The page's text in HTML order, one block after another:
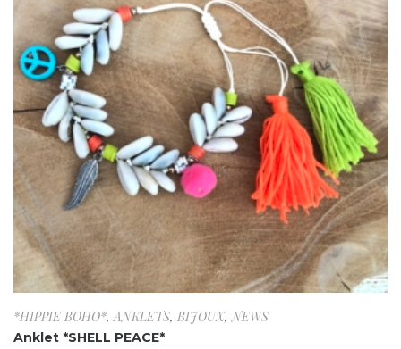
*HIPPIE BOHO*,ANKLETS, BIJOUX,NEWS
Anklet *SHELL PEACE*